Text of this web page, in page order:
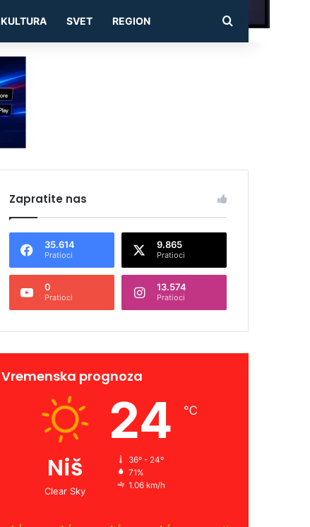
KULTURA SVET REGION Pretraži
Zapratite nas
35.614
Pratioci
9.865
Pratioci
0
Pratioci
13.574
Pratioci
Vremenska prognoza
Niš
Clear Sky
24 ℃
36º - 24º
71%
1.06 km/h